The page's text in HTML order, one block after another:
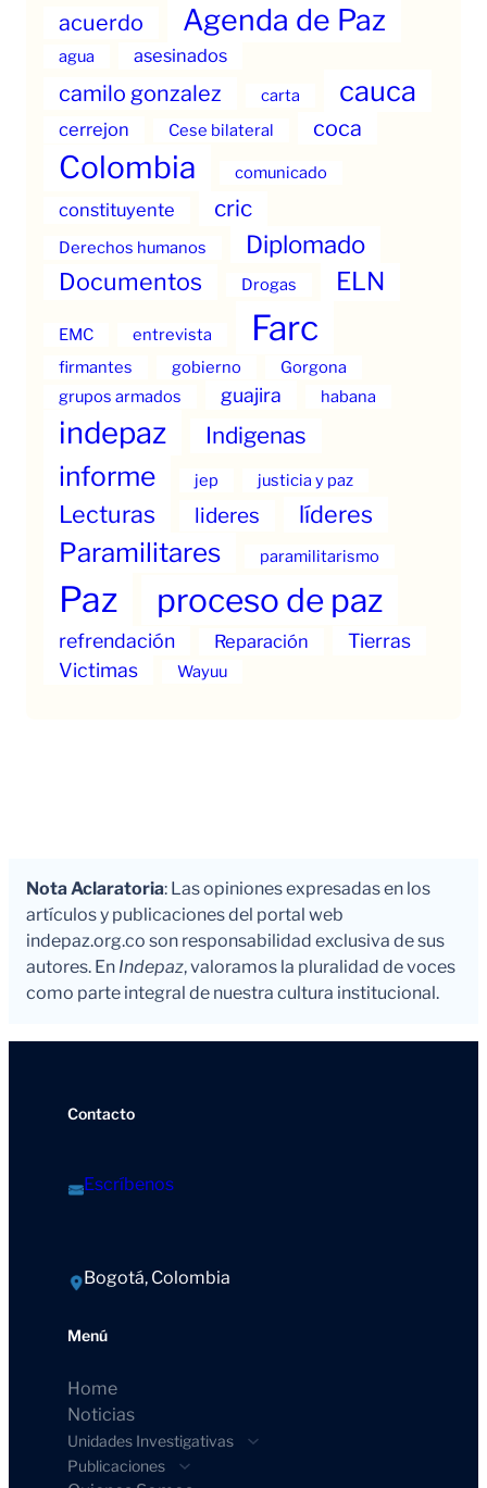
acuerdo Agenda de Paz
agua asesinados
camilo gonzalez carta cauca
cerrejon Cese bilateral coca
Colombia comunicado
constituyente cric
Derechos humanos Diplomado
Documentos Drogas ELN
EMC entrevista Farc
firmantes gobierno
Gorgona
grupos armados
guajira habana
indepaz Indigenas
informe jep justicia y paz
Lecturas lideres líderes
Paramilitares paramilitarismo
Paz proceso de paz
refrendación Reparación
Tierras
Victimas
Wayuu
Nota Aclaratoria: Las opiniones expresadas en los
artículos y publicaciones del portal web
indepaz.org.co son responsabilidad exclusiva de sus
autores. En Indepaz, valoramos la pluralidad de voces
como parte integral de nuestra cultura institucional.
Contacto
Escríbenos
Bogotá, Colombia
Menú
Home
Noticias
Unidades Investigativas
Publicaciones